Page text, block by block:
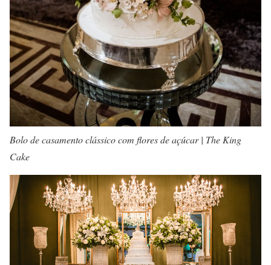
Bolo de casamento clássico com flores de açúcar | The King
Cake